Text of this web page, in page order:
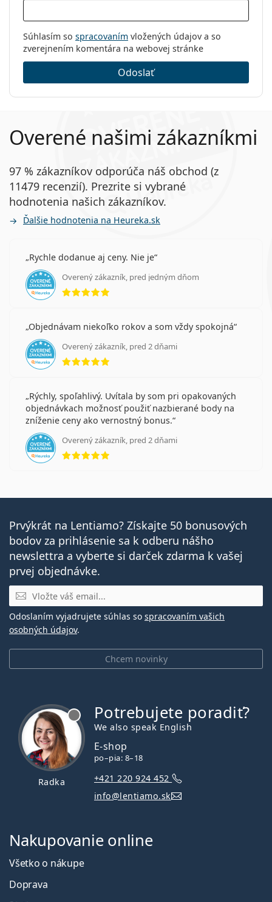
Súhlasím so spracovaním vložených údajov a so
zverejnením komentára na webovej stránke
Odoslať
Overené našimi zákazníkmi
97 % zákazníkov odporúča náš obchod (z
11479 recenzií). Prezrite si vybrané
hodnotenia našich zákazníkov.
Ďalšie hodnotenia na Heureka.sk
Rychle dodanue aj ceny. Nie je
Overený zákazník, pred jedným dňom
hodnotenie 5 z 5
Objednávam niekoľko rokov a som vždy spokojná
Overený zákazník, pred 2 dňami
hodnotenie 5 z 5
Rýchly, spoľahlivý. Uvítala by som pri opakovaných
objednávkach možnosť použiť nazbierané body na
zníženie ceny ako vernostný bonus.
Overený zákazník, pred 2 dňami
hodnotenie 5 z 5
Prvýkrát na Lentiamo? Získajte 50 bonusových
bodov za prihlásenie sa k odberu nášho
newslettra a vyberte si darček zdarma k vašej
prvej objednávke.
E-mail
Chcem novinky
Odoslaním vyjadrujete súhlas so spracovaním vašich
osobných údajov.
Radka
Potrebujete poradiť?
We also speak English
E-shop
po–pia: 8–18
+421 220 924 452
info@lentiamo.sk
Nakupovanie online
Všetko o nákupe
Doprava